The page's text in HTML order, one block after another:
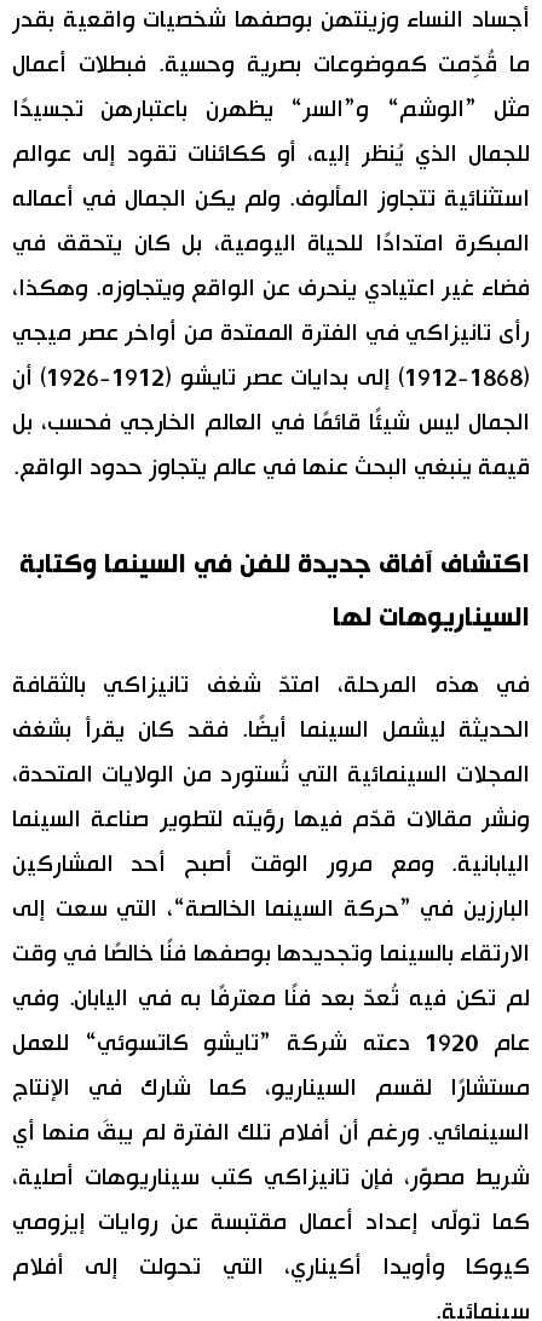
أجساد النساء وزينتهن بوصفها شخصيات واقعية بقدر
ما قُدِّمت كموضوعات بصرية وحسية. فبطلات أعمال
مثل ”الوشم“ و”السر“ يظهرن باعتبارهن تجسيدًا
للجمال الذي يُنظر إليه، أو ككائنات تقود إلى عوالم
استثنائية تتجاوز المألوف. ولم يكن الجمال في أعماله
المبكرة امتدادًا للحياة اليومية، بل كان يتحقق في
فضاء غير اعتيادي ينحرف عن الواقع ويتجاوزه. وهكذا،
رأى تانيزاكي في الفترة الممتدة من أواخر عصر ميجي
(1868-1912) إلى بدايات عصر تايشو (1912-1926) أن
الجمال ليس شيئًا قائمًا في العالم الخارجي فحسب، بل
قيمة ينبغي البحث عنها في عالم يتجاوز حدود الواقع.
اكتشاف آفاق جديدة للفن في السينما وكتابة
السيناريوهات لها
في هذه المرحلة، امتدّ شغف تانيزاكي بالثقافة
الحديثة ليشمل السينما أيضًا. فقد كان يقرأ بشغف
المجلات السينمائية التي تُستورد من الولايات المتحدة،
ونشر مقالات قدّم فيها رؤيته لتطوير صناعة السينما
اليابانية. ومع مرور الوقت أصبح أحد المشاركين
البارزين في ”حركة السينما الخالصة“، التي سعت إلى
الارتقاء بالسينما وتجديدها بوصفها فنًا خالصًا في وقت
لم تكن فيه تُعدّ بعد فنًا معترفًا به في اليابان. وفي
عام 1920 دعته شركة ”تايشو كاتسوئي“ للعمل
مستشارًا لقسم السيناريو، كما شارك في الإنتاج
السينمائي. ورغم أن أفلام تلك الفترة لم يبقَ منها أي
شريط مصوَّر، فإن تانيزاكي كتب سيناريوهات أصلية،
كما تولّى إعداد أعمال مقتبسة عن روايات إيزومي
كيوكا وأويدا أكيناري، التي تحولت إلى أفلام
سينمائية.